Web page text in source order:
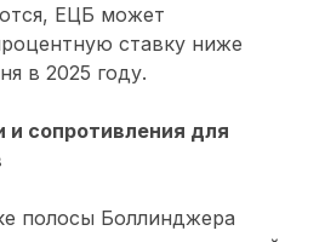
ЕЦБ может
ставку ниже
в 2025 году.
сопротивления для
полосы Боллинджера